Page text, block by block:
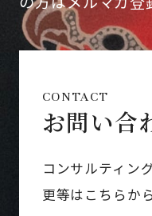
CONTACT
お問い合
コンサルティン
更等はこちらか